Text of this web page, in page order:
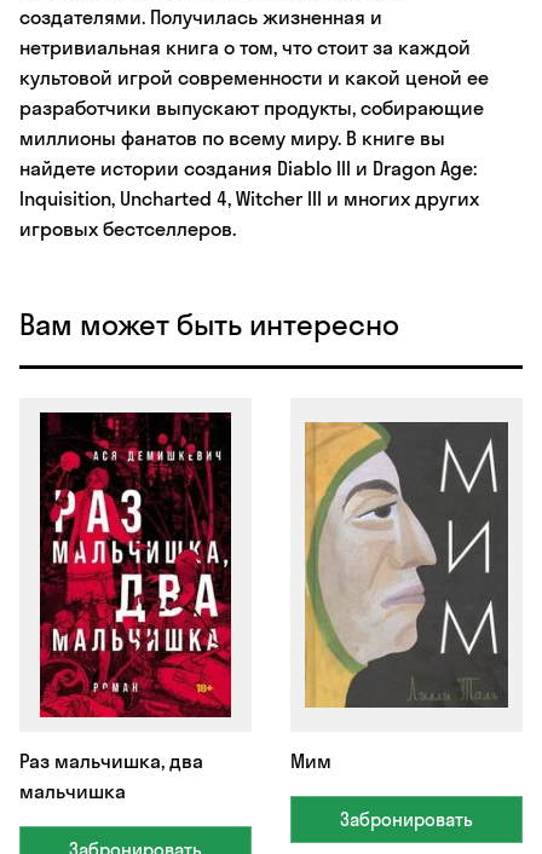
создателями. Получилась жизненная и
нетривиальная книга о том, что стоит за каждой
культовой игрой современности и какой ценой ее
разработчики выпускают продукты, собирающие
миллионы фанатов по всему миру. В книге вы
найдете истории создания Diablo III и Dragon Age:
Inquisition, Uncharted 4, Witcher III и многих других
игровых бестселлеров.
Вам может быть интересно
Раз мальчишка, два
мальчишка
Мим
Забронировать